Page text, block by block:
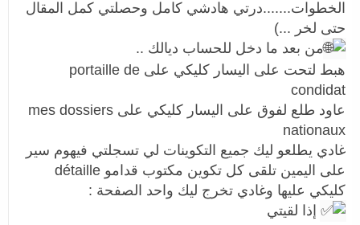
الخطوات.......درتي هادشي كامل وحصلتي كمل المقال
حتى لخر ...)
من بعد ما دخل للحساب ديالك ..
هبط لتحت على اليسار كليكي على portaille de
condidat
عاود طلع لفوق على اليسار كليكي على mes dossiers
nationaux
غادي يطلعو ليك جميع التكوينات لي تسجلتي فيهوم سير
على اليمين تلقى كل تكوين مكتوب قدامو détaille
كليكي عليها وغادي تخرج ليك واحد الصفحة :
إذا لقيتي